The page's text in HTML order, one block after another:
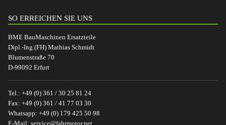
SO ERREICHEN SIE UNS
BME BauMaschinen Ersatzteile
Dipl.-Ing.(FH) Mathias Schmidt
Blumenstraße 70
D-99092 Erfurt
Tel.: +49 (0) 361 / 30 25 81 24
Fax: +49 (0) 361 / 41 77 03 30
Whatsapp: +49 (0) 179 425 50 98
E-Mail: service@fahrmotor.net